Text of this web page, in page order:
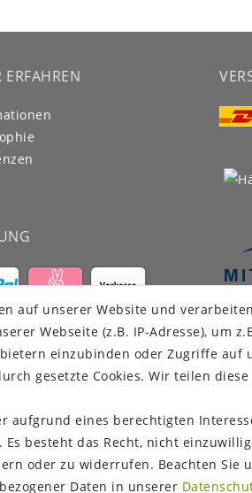
ERFAHREN
auf unserer Website und verarbeiten
Webseite (z.B. IP-Adresse), um
einzubinden oder Zugriffe auf
gesetzte Cookies. Wir teilen
aufgrund eines berechtigten
besteht das Recht, nicht
oder zu widerrufen. Beachten Sie
Daten in unserer